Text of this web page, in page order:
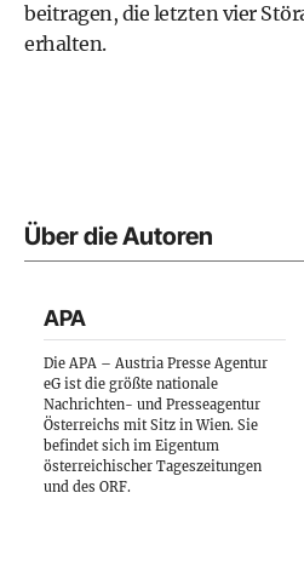
beitragen, die letzten vier
erhalten.
Über die Autoren
APA
Die APA – Austria Presse Agentur
eG ist die größte nationale
Nachrichten- und Presseagentur
Österreichs mit Sitz in Wien. Sie
befindet sich im Eigentum
österreichischer Tageszeitungen
und des ORF.